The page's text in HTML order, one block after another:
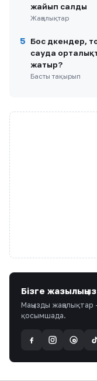
жайып салды
Жаңалықтар
5
Бос дүкендер,
сауда
жатыр?
Басты тақырып
Бізге жазылыңыз
Маңызды
қосымшада.
@